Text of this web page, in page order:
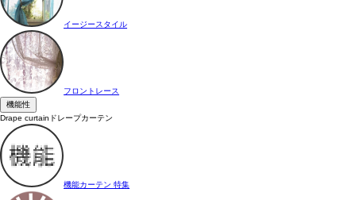
イージースタイル
フロントレース
機能性
Drape curtain ドレープカーテン
機能カーテン 特集